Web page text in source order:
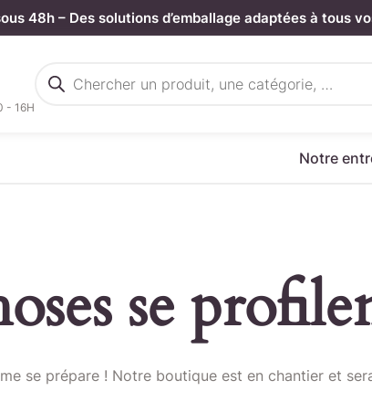
48h – Des solutions d’emballage adaptées à tous
- 16H
de
Notre
se
se prépare ! Notre boutique est en chantier et